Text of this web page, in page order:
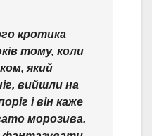
кротика
тому, коли
який
вийшли на
і він каже
морозива.